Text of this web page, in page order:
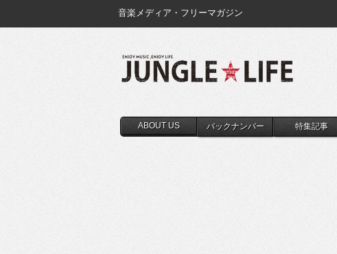
音楽メディア・フリーマガジン
ABOUT US バックナンバー 特集記事